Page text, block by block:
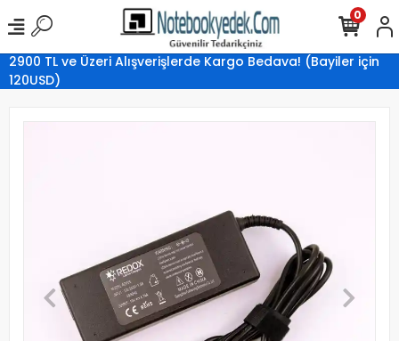
2900 TL ve Üzeri Alışverişlerde Kargo Bedava! (Bayiler için
120USD)
0